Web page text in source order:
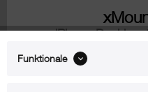
iPhone
Funktionale